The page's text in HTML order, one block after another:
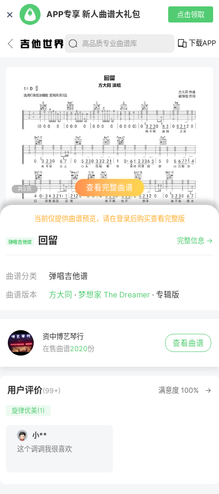
✕ APP专享 新人曲谱大礼包 点击领取
下载APP
共2页 查看完整曲谱
当前仅提供曲谱预览，请在登录后购买查看完整版
完整信息 →
弹唱吉他谱 回留
曲谱分类
弹唱吉他谱
曲谱版本
方大同 · 梦想家 The Dreamer· 专辑版
资中博艺琴行
在售曲谱2020份
查看曲谱
满意度 100% →
用户评价(99+)
旋律优美(1)
小**
这个调调我很喜欢